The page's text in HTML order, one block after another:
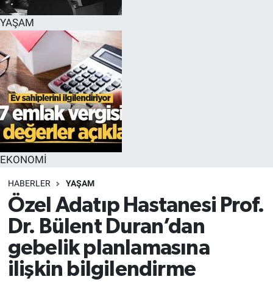
YAŞAM
EKONOMİ
HABERLER YAŞAM
Özel Adatıp Hastanesi Prof.
Dr. Bülent Duran’dan
gebelik planlamasına
ilişkin bilgilendirme